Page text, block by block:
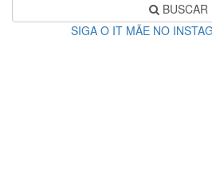
BUSCAR
SIGA O IT MÃE NO